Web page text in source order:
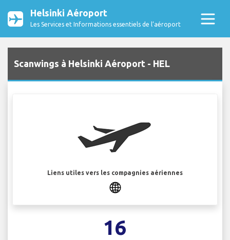
Helsinki Aéroport
Les Services et Informations essentiels de l’aéroport
Scanwings à Helsinki Aéroport - HEL
Liens utiles vers les compagnies aériennes
16